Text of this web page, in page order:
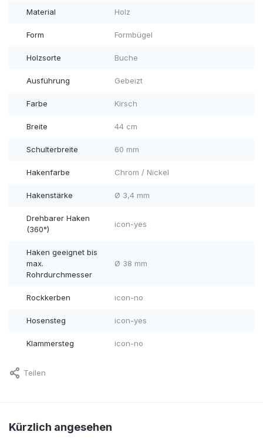
Material Holz
Form Formbügel
Holzsorte Buche
Ausführung Gebeizt
Farbe Kirsch
Breite 44 cm
Schulterbreite 60 mm
Hakenfarbe Chrom / Nickel
Hakenstärke Ø 3,4 mm
Drehbarer Haken
(360°)
icon-yes
Haken geeignet bis
max.
Rohrdurchmesser
Ø 38 mm
Rockkerben icon-no
Hosensteg icon-yes
Klammersteg icon-no
Teilen
Kürzlich angesehen